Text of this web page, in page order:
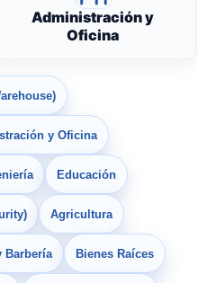
Administración y
Oficina
y Oficina
Educación
Agricultura
Barbería Bienes Raíces